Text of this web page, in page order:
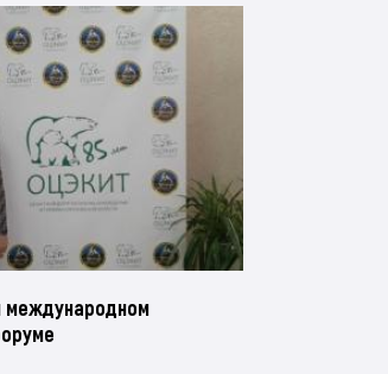
международном